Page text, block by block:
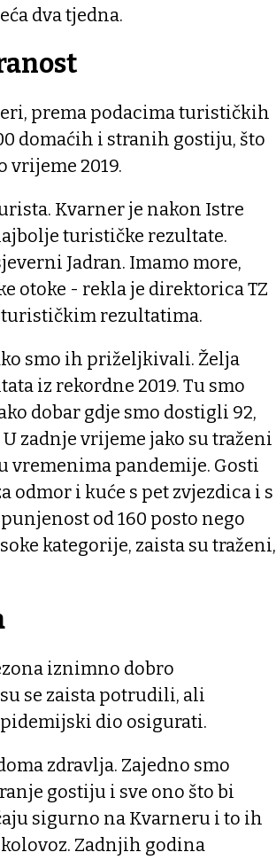
dva tjedna.
prema podacima turističkih
domaćih i stranih gostiju, što
vrijeme 2019.
Kvarner je nakon Istre
turističke rezultate.
Jadran. Imamo more,
otoke - rekla je direktorica TZ
turističkim rezultatima.
smo ih priželjkivali. Želja
iz rekordne 2019. Tu smo
dobar gdje smo dostigli 92,
zadnje vrijeme jako su traženi
vremenima pandemije. Gosti
odmor i kuće s pet zvjezdica i s
od 160 posto nego
kategorije, zaista su traženi,
iznimno dobro
se zaista potrudili, ali
dio osigurati.
zdravlja. Zajedno smo
gostiju i sve ono što bi
sigurno na Kvarneru i to ih
Zadnjih godina